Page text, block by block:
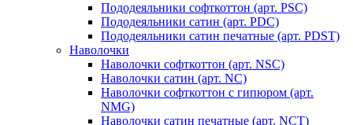
Пододеяльники софткоттон (арт. PSC)
Пододеяльники сатин (арт. PDC)
Пододеяльники сатин печатные (арт. PDST)
Наволочки
Наволочки софткоттон (арт. NSC)
Наволочки сатин (арт. NC)
Наволочки софткоттон с гипюром (арт.
NMG)
Наволочки сатин печатные (арт. NCT)